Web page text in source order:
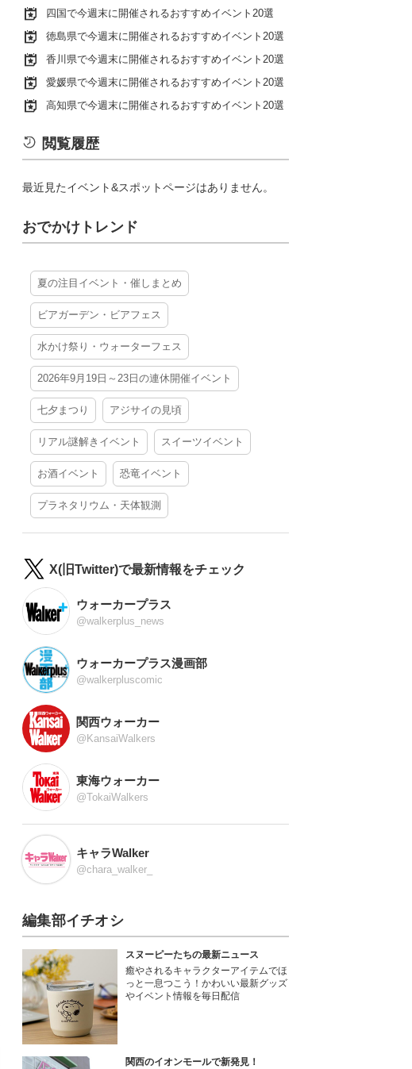
四国で今週末に開催されるおすすめイベント20選
徳島県で今週末に開催されるおすすめイベント20選
香川県で今週末に開催されるおすすめイベント20選
愛媛県で今週末に開催されるおすすめイベント20選
高知県で今週末に開催されるおすすめイベント20選
閲覧履歴
最近見たイベント&スポットページはありません。
おでかけトレンド
夏の注目イベント・催しまとめ
ビアガーデン・ビアフェス
水かけ祭り・ウォーターフェス
2026年9月19日～23日の連休開催イベント
七夕まつり アジサイの見頃
リアル謎解きイベント スイーツイベント
お酒イベント 恐竜イベント
プラネタリウム・天体観測
X(旧Twitter)で最新情報をチェック
ウォーカープラス
@walkerplus_news
ウォーカープラス漫画部
@walkerpluscomic
関西ウォーカー
@KansaiWalkers
東海ウォーカー
@TokaiWalkers
キャラWalker
@chara_walker_
編集部イチオシ
スヌーピーたちの最新ニュース
癒やされるキャラクターアイテムでほ
っと一息つこう！かわいい最新グッズ
やイベント情報を毎日配信
関西のイオンモールで新発見！